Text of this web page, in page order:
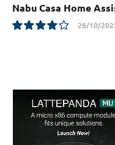
Nabu Casa Home
28/10/